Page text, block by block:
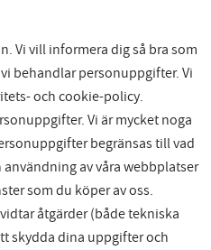
Vi vill informera dig så bra som
behandlar personuppgifter. Vi
och cookie-policy.
Vi är mycket noga
begränsas till vad
av våra webbplatser
som du köper av oss.
åtgärder (både tekniska
skydda dina uppgifter och